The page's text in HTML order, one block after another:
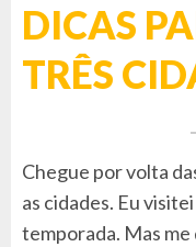
DICAS
TRÊS
Chegue por volta
as cidades. Eu
temporada. Mas me